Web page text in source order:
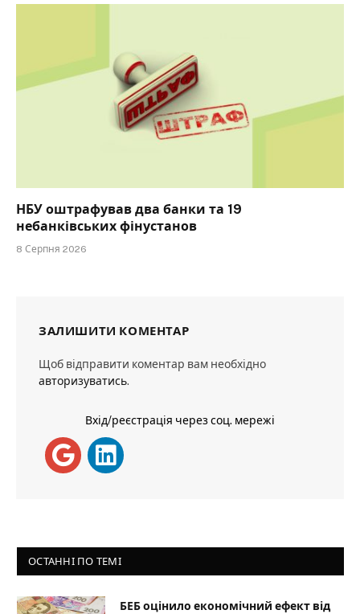
НБУ оштрафував два банки та 19
небанківських фінустанов
8 Серпня 2026
ЗАЛИШИТИ КОМЕНТАР
Щоб відправити коментар вам необхідно
авторизуватись.
Вхід/реєстрація через соц. мережі
ОСТАННІ ПО ТЕМІ
БЕБ оцінило економічний ефект від